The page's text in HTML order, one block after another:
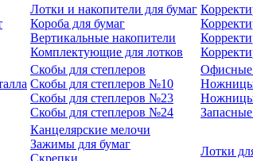
Лотки и накопители для бумаг
Короба для бумаг
Вертикальные накопители
Комплектующие для лотков
Скобы для степлеров
Скобы для степлеров №10
Скобы для степлеров №23
Скобы для степлеров №24
Ножницы
Канцелярские мелочи
Зажимы для бумаг
Скрепки
Лотки